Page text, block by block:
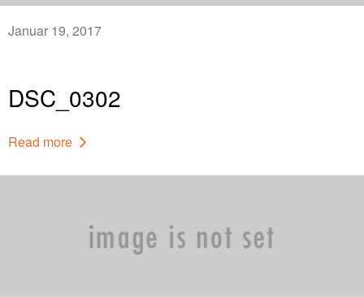
Januar 19, 2017
DSC_0302
Read more